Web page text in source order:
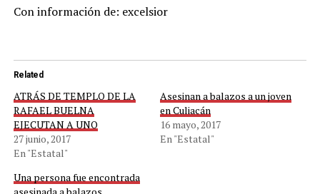
Con información de: excelsior
Related
ATRÁS DE TEMPLO DE LA
RAFAEL BUELNA
EJECUTAN A UNO
27 junio, 2017
En "Estatal"
Asesinan a balazos a un joven
en Culiacán
16 mayo, 2017
En "Estatal"
Una persona fue encontrada